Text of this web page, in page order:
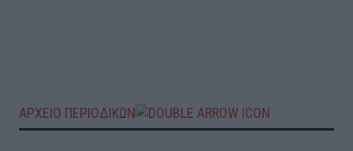
ΑΡΧΕΙΟ ΠΕΡΙΟΔΙΚΩΝ